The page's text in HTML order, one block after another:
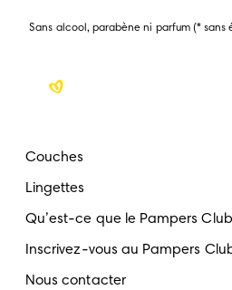
Sans alcool, parabène ni parfum (*
Couches
Lingettes
Qu’est-ce que le Pampers
Inscrivez-vous au Pampers
Nous contacter